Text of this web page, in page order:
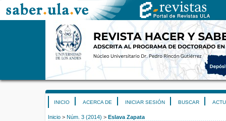
INICIO ACERCA DE INICIAR SESIÓN BUSCAR
Inicio > Núm. 3 (2014) > Eslava Zapata